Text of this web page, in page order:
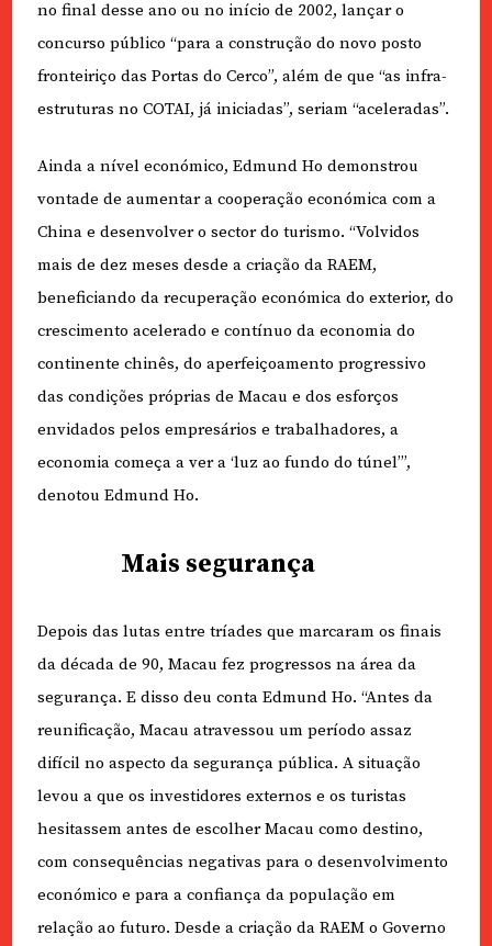
no final desse ano ou no início de 2002, lançar o
concurso público “para a construção do novo posto
fronteiriço das Portas do Cerco”, além de que “as infra-
estruturas no COTAI, já iniciadas”, seriam “aceleradas”.
Ainda a nível económico, Edmund Ho demonstrou
vontade de aumentar a cooperação económica com a
China e desenvolver o sector do turismo. “Volvidos
mais de dez meses desde a criação da RAEM,
beneficiando da recuperação económica do exterior, do
crescimento acelerado e contínuo da economia do
continente chinês, do aperfeiçoamento progressivo
das condições próprias de Macau e dos esforços
envidados pelos empresários e trabalhadores, a
economia começa a ver a ‘luz ao fundo do túnel’”,
denotou Edmund Ho.
Mais segurança
Depois das lutas entre tríades que marcaram os finais
da década de 90, Macau fez progressos na área da
segurança. E disso deu conta Edmund Ho. “Antes da
reunificação, Macau atravessou um período assaz
difícil no aspecto da segurança pública. A situação
levou a que os investidores externos e os turistas
hesitassem antes de escolher Macau como destino,
com consequências negativas para o desenvolvimento
económico e para a confiança da população em
relação ao futuro. Desde a criação da RAEM o Governo